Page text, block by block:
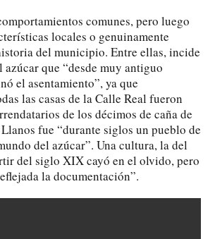
comunes, pero luego
locales o genuinamente
del municipio. Entre ellas, incide
que “desde muy antiguo
el asentamiento”, ya que
las casas de la Calle Real fueron
de los décimos de caña de
fue “durante siglos un pueblo de
del azúcar”. Una cultura, la del
del siglo XIX cayó en el olvido, pero
la documentación”.